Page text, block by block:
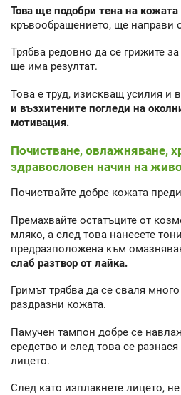
Това ще подобри тена на кожата
кръвообращението, ще направи
Трябва редовно да се грижите
ще има резултат.
Това е труд, изискващ усилия и
и възхитените погледи на
мотивация.
Почистване, овлажняване,
здравословен начин на
Почиствайте добре кожата
Премахвайте остатъците от
мляко, а след това нанесете
предразположена към
слаб разтвор от лайка.
Гримът трябва да се сваля
раздразни кожата.
Памучен тампон добре се
средство и след това се
лицето.
След като изплакнете лицето,